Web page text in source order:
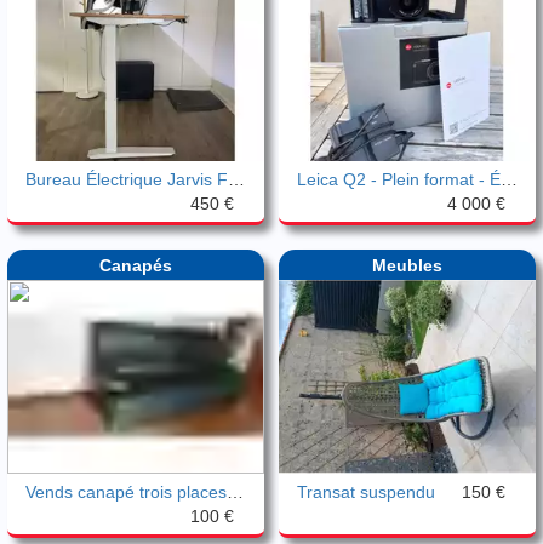
450 €
4 000 €
Canapés
100 €
Meubles
Transat suspendu 150 €